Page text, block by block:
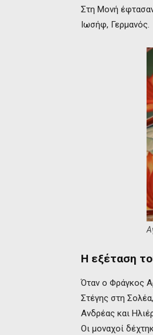
Στη Μονή
Ιωσήφ, Γερμανός.
Η εξέταση
Όταν ο Φράγκος
Στέγης στη
Ανδρέας και
Οι μοναχοί